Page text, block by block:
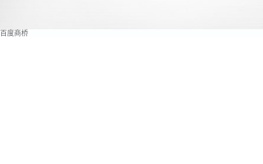
百度商桥